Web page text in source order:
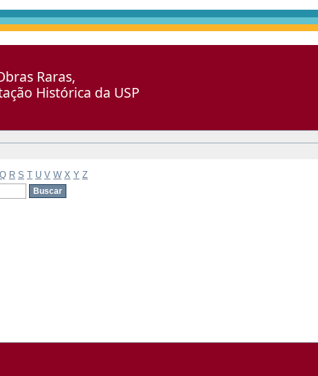
Raras,
Histórica da USP
Q R S T U V W X Y Z